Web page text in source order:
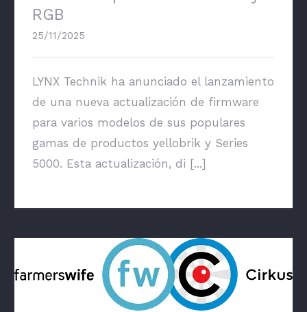
RGB
25/11/2025
LYNX Technik ha anunciado el lanzamiento
de una nueva actualización de firmware
para varios modelos de sus populares
gamas de productos yellobrik y Series
5000. Esta actualización, di [...]
farmerswife 7.2 mejora la gestión
audiovisual e integra nuevas funciones con
Cirkus